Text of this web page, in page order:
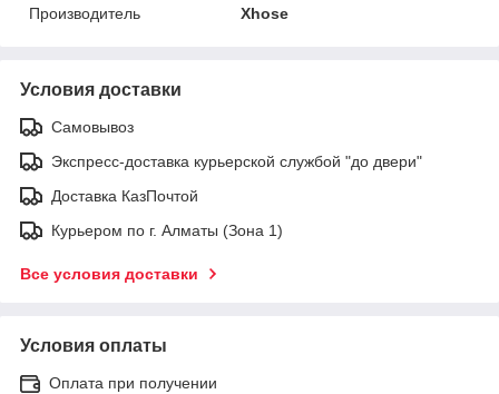
Производитель
Xhose
Условия доставки
Самовывоз
Экспресс-доставка курьерской службой "до двери"
Доставка КазПочтой
Курьером по г. Алматы (Зона 1)
Все условия доставки
Условия оплаты
Оплата при получении